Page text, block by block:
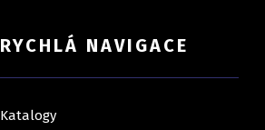
RYCHLÁ NAVIGACE
Katalogy